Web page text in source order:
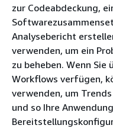
zur Codeabdeckung,
Analysebericht
verwenden, um ein
zu beheben. Wenn Sie
Workflows verfügen,
verwenden, um
und so Ihre